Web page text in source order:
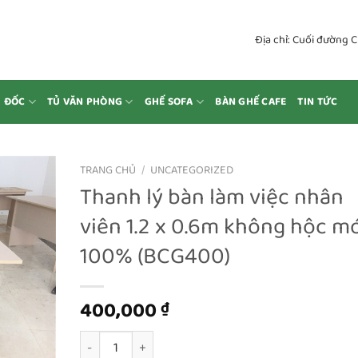
Địa chỉ: Cuối đường
ĐỐC TỦ VĂN PHÒNG GHẾ SOFA BÀN GHẾ CAFE TIN TỨC
TRANG CHỦ / UNCATEGORIZED
Thanh lý bàn làm việc nhân
viên 1.2 x 0.6m không hộc
100% (BCG400)
400,000₫
Thanh lý bàn làm việc nhân viên 1.2 x 0.6m không